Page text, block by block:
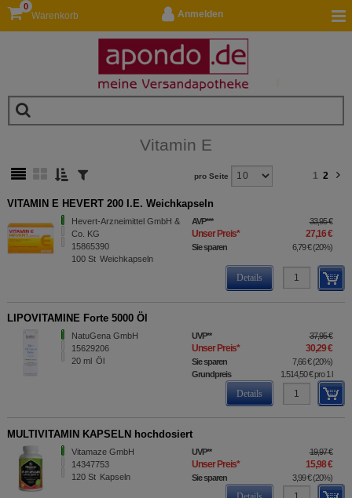
Anmelden
Warenkorb
0
Vitamin E
pro Seite 1 2
VITAMIN E HEVERT 200 I.E. Weichkapseln
Hevert-Arzneimittel GmbH &
Co. KG
15865390
100 St Weichkapseln
AVP*** 33,95 €
Unser Preis* 27,16 €
Sie sparen 6,79 € (20%)
Details
LIPOVITAMINE Forte 5000 Öl
NatuGena GmbH
15629206
20 ml Öl
UVP** 37,95 €
Unser Preis* 30,29 €
Sie sparen 7,66 € (20%)
Grundpreis
1.514,50 €pro 1 l
Details
MULTIVITAMIN KAPSELN hochdosiert
Vitamaze GmbH
14347753
120 St Kapseln
UVP** 19,97 €
Unser Preis* 15,98 €
Sie sparen 3,99 € (20%)